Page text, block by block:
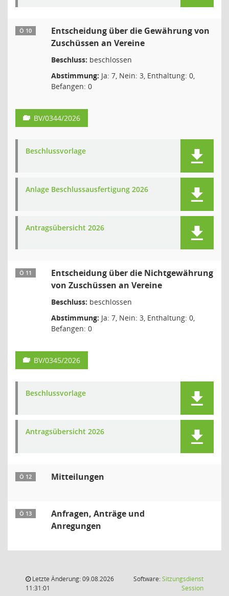
Ö 10
Entscheidung über die Gewährung von
Zuschüssen an Vereine
Beschluss: beschlossen
Abstimmung: Ja: 7, Nein: 3, Enthaltung: 0,
Befangen: 0
BV/0344/2026
Beschlussvorlage
Anlage Beschlussausfertigung 2026
Antragsübersicht 2026
Ö 11
Entscheidung über die Nichtgewährung
von Zuschüssen an Vereine
Beschluss: beschlossen
Abstimmung: Ja: 7, Nein: 3, Enthaltung: 0,
Befangen: 0
BV/0345/2026
Beschlussvorlage
Antragsübersicht 2026
Ö 12 Mitteilungen
Ö 13
Anfragen, Anträge und
Anregungen
Letzte Änderung: 09.08.2026
11:31:01
Software:Sitzungsdienst
Session(Wird in